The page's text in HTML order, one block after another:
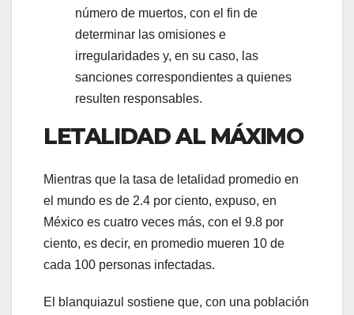
número de muertos, con el fin de
determinar las omisiones e
irregularidades y, en su caso, las
sanciones correspondientes a quienes
resulten responsables.
LETALIDAD AL MÁXIMO
Mientras que la tasa de letalidad promedio en
el mundo es de 2.4 por ciento, expuso, en
México es cuatro veces más, con el 9.8 por
ciento, es decir, en promedio mueren 10 de
cada 100 personas infectadas.
El blanquiazul sostiene que, con una población